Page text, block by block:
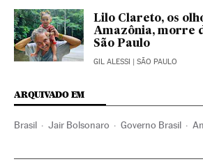
Lilo Clareto, os
Amazônia, morre
São Paulo
GIL ALESSI | SÃO PAULO
ARQUIVADO EM
Brasil Jair Bolsonaro Governo Brasil